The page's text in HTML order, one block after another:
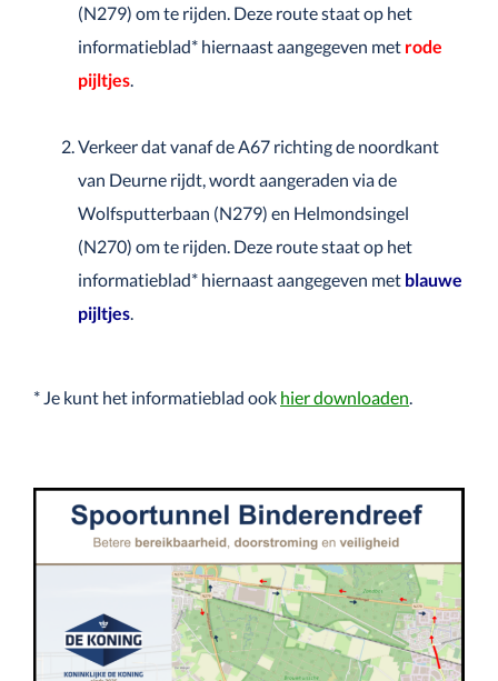
(N279) om te rijden. Deze route staat op het
informatieblad* hiernaast aangegeven met rode
pijltjes
Verkeer dat vanaf de A67 richting de noordkant
van Deurne rijdt, wordt aangeraden via de
Wolfsputterbaan (N279) en Helmondsingel
(N270) om te rijden. Deze route staat op het
informatieblad* hiernaast aangegeven met blauwe
pijltjes
* Je kunt het informatieblad ook hier downloaden